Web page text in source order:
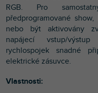
RGB. Pro
předprogramované
nebo být aktivovány
napájecí vstup/
rychlospojek snadné
elektrické zásuvce.
Vlastnosti: